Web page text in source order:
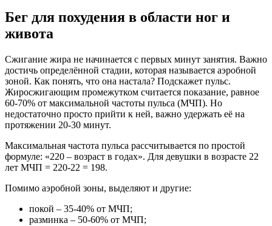
Бег для похудения в области ног и
живота
Сжигание жира не начинается с первых минут занятия. Важно
достичь определённой стадии, которая называется аэробной
зоной. Как понять, что она настала? Подскажет пульс.
Жиросжигающим промежутком считается показание, равное
60-70% от максимальной частоты пульса (МЧП). Но
недостаточно просто прийти к ней, важно удержать её на
протяжении 20-30 минут.
Максимальная частота пульса рассчитывается по простой
формуле: «220 – возраст в годах». Для девушки в возрасте 22
лет МЧП = 220-22 = 198.
Помимо аэробной зоны, выделяют и другие:
покой – 35-40% от МЧП;
разминка – 50-60% от МЧП;